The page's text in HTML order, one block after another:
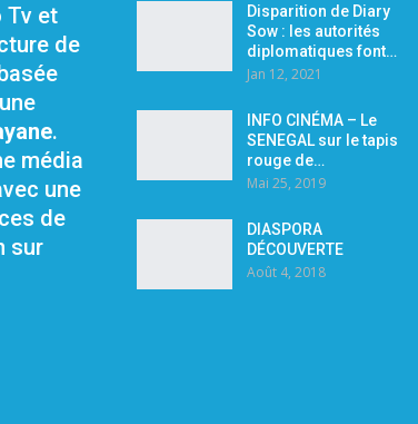
Tv et
de
.
média
une
de
sur
Disparition de Diary
Sow : les autorités
diplomatiques font…
Jan 12, 2021
INFO CINÉMA – Le
SENEGAL sur le tapis
rouge de…
Mai 25, 2019
DIASPORA
DÉCOUVERTE
Août 4, 2018